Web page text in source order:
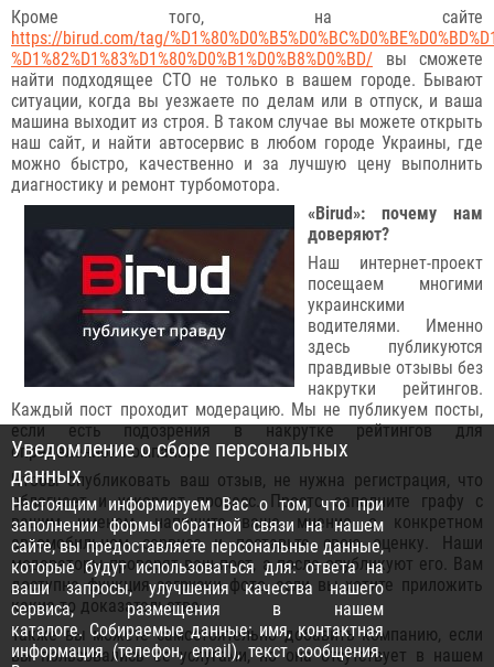
Кроме того, на сайте
https://birud.com/tag/
%D1%82%D1%83%D1%80%D0%B1%D0%B8%D0%BD/ вы сможете
найти подходящее СТО не только в вашем городе. Бывают
ситуации, когда вы уезжаете по делам или в отпуск, и ваша
машина выходит из строя. В таком случае вы можете открыть
наш сайт, и найти автосервис в любом городе Украины, где
можно быстро, качественно и за лучшую цену выполнить
диагностику и ремонт турбомотора.
«Birud»: почему нам
доверяют?
Наш интернет-проект
посещаем многими
украинскими
водителями. Именно
здесь публикуются
правдивые отзывы без
накрутки рейтингов.
Каждый пост проходит модерацию. Мы не публикуем посты,
если есть подозрения в накрутке рейтингов для
определённой компании.
Чтобы опубликовать ваш отзыв, не нужна регистрация, что
облегчает и ускоряет процесс. Просто заполните графу с
вашим именем, напишите ваше мнение о конкретном
автомобильном сервисе и поставьте свою оценку. Наши
модераторы проверят ваш пост, а после опубликуют его. Вам
доступна функция загрузки фото, если вы хотите приложить
какие-то доказательства.
Также вы можете самостоятельно добавить компанию, если
вы пользовались ее услугами, но она отсутствует в нашем
Уведомление о сборе персональных
данных
Настоящим информируем Вас о том, что при
заполнении формы обратной связи на нашем
сайте, вы предоставляете персональные данные,
которые будут использоваться для: ответа на
ваши запросы, улучшения качества нашего
сервиса, размещения в нашем
каталоге. Собираемые данные: имя, контактная
информация (телефон, email), текст сообщения.